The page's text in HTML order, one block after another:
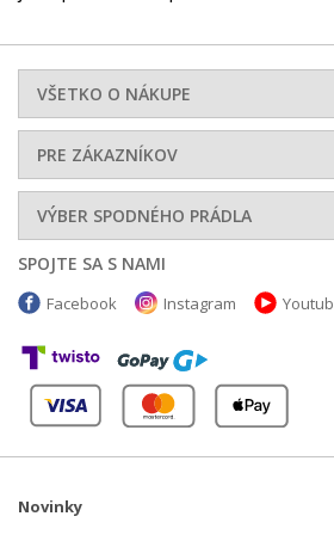
VŠETKO O NÁKUPE
PRE ZÁKAZNÍKOV
VÝBER SPODNÉHO PRÁDLA
SPOJTE SA S NAMI
Facebook Instagram
Novinky